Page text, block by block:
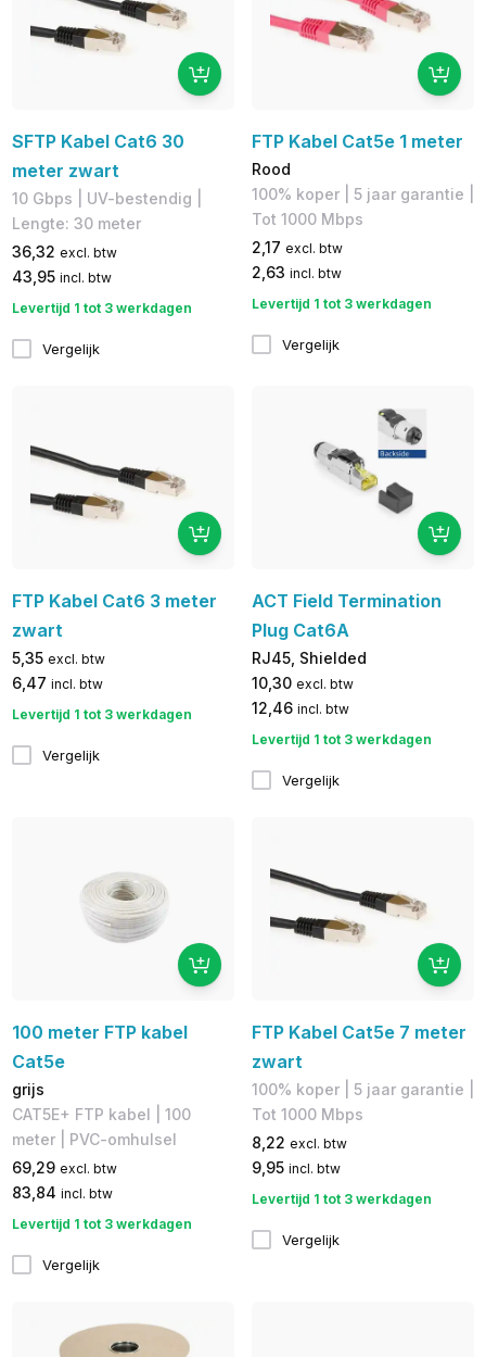
SFTP Kabel Cat6 30
meter zwart
10 Gbps | UV-bestendig |
Lengte: 30 meter
36,32 excl. btw
43,95 incl. btw
Levertijd 1 tot 3 werkdagen
Vergelijk
FTP Kabel Cat5e 1 meter
Rood
100% koper​ | 5 jaar garantie |
​Tot 1000 Mbps
2,17 excl. btw
2,63 incl. btw
Levertijd 1 tot 3 werkdagen
Vergelijk
FTP Kabel Cat6 3 meter
zwart
5,35 excl. btw
6,47 incl. btw
Levertijd 1 tot 3 werkdagen
Vergelijk
ACT Field Termination
Plug Cat6A
RJ45, Shielded
10,30 excl. btw
12,46 incl. btw
Levertijd 1 tot 3 werkdagen
Vergelijk
100 meter FTP kabel
Cat5e
grijs
​CAT5E+ FTP kabel | ​100
meter | PVC-omhulsel
69,29 excl. btw
83,84 incl. btw
Levertijd 1 tot 3 werkdagen
Vergelijk
FTP Kabel Cat5e 7 meter
zwart
100% koper​ | 5 jaar garantie |
​Tot 1000 Mbps
8,22 excl. btw
9,95 incl. btw
Levertijd 1 tot 3 werkdagen
Vergelijk